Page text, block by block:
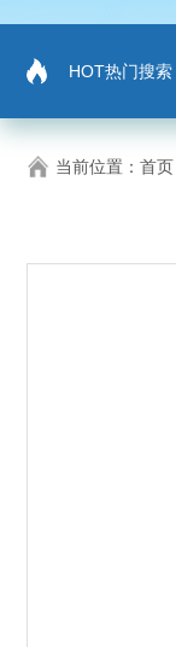
HOT热门搜索
当前位置： 首页